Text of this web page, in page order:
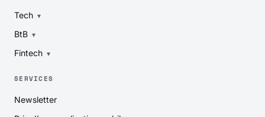
Tech
BtB
Fintech
SERVICES
Newsletter